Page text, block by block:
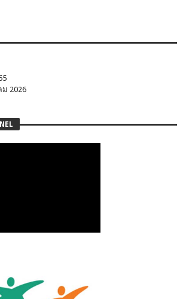
ม 2026